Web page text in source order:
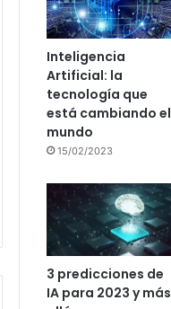
Inteligencia
Artificial: la
tecnología que
está cambiando el
mundo
15/02/2023
3 predicciones de
IA para 2023 y más